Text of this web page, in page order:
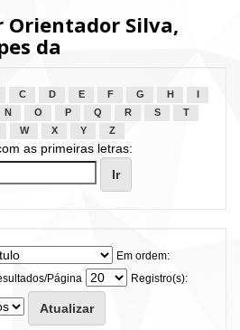
Orientador Silva,
da
C D E F G H
N O P Q R S
T
W X Y Z
as primeiras letras:
Em ordem:
Página
Registro(s):